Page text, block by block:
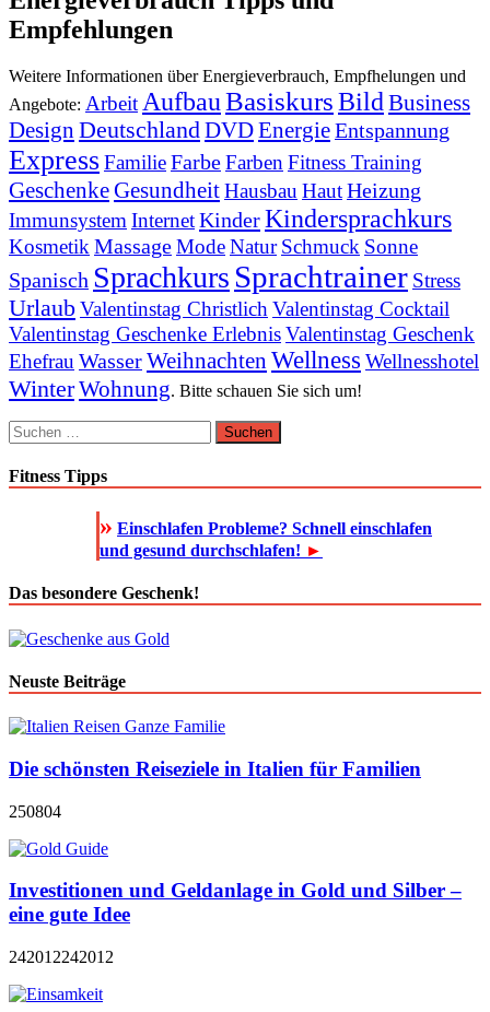
Empfehlungen
Weitere Informationen über Energieverbrauch, Empfhelungen und
Angebote: Arbeit AufbauBasiskursBild Business
Design Deutschland DVDEnergieEntspannung
ExpressFamilieFarbeFarben Fitness Training
GeschenkeGesundheitHausbau HautHeizung
Immunsystem InternetKinderKindersprachkurs
Kosmetik MassageModeNatur Schmuck Sonne
Spanisch Sprachkurs Sprachtrainer Stress
UrlaubValentinstag Christlich Valentinstag Cocktail
Valentinstag Geschenke ErlebnisValentinstag Geschenk
Ehefrau WasserWeihnachten Wellness Wellnesshotel
WinterWohnung. Bitte schauen Sie sich um!
Suchen
nach:
Fitness Tipps
» Einschlafen Probleme? Schnell einschlafen
und gesund durchschlafen! ►
Das besondere Geschenk!
Neuste Beiträge
Die schönsten Reiseziele in Italien für Familien
250804
Investitionen und Geldanlage in Gold und Silber –
eine gute Idee
242012242012